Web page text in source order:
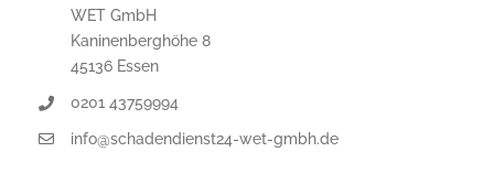
WET GmbH
Kaninenberghöhe 8
45136 Essen
0201 43759994
info@schadendienst24-wet-gmbh.de